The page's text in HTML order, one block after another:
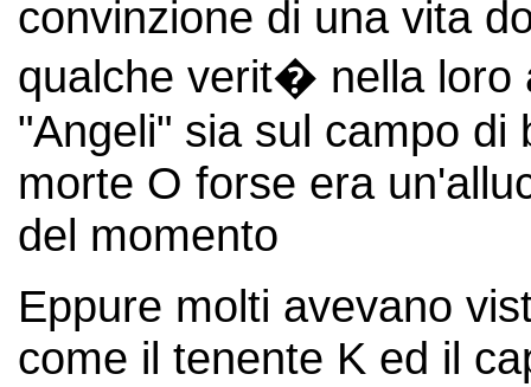
convinzione di una vita
qualche verit� nella loro
"Angeli" sia sul campo
morte O forse era
del momento
Eppure molti avevano
come il tenente K ed il